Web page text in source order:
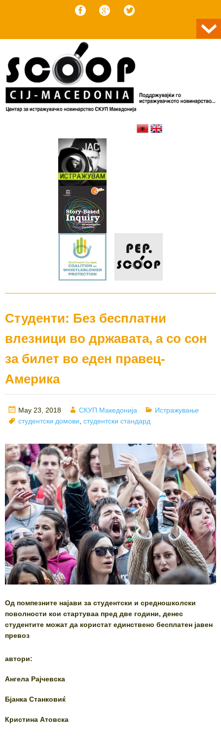
Студенти: Без бесплатни
влезници во државата, а со сон
за билет во еден правец-
Америка
Posted
on
May 23, 2018 Author
СКУП Македонија Categories
Истражување
Tags
студентски домови студентски стандард
Од помпезните најави за студентски и средношколски
поволности кои стартуваа пред две години, денес
студентите можат да користат единствено бесплатен јавен
превоз
автори:
Ангела Рајчевска
Бјанка Станковиќ
Кристина Атовска